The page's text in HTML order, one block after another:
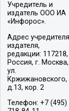
Учредитель и
издатель ООО ИА
«Инфорос».
Адрес
издателя,
редакции: 117218,
Россия, г. Москва,
ул.
Кржижановского,
д.13, кор. 2
Телефон: +7 (495)